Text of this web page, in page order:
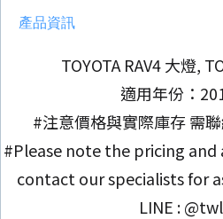
產品資訊
TOYOTA RAV4 大燈,
適用年份：
#注意價格與實際庫存 需
#Please note the pricing
contact our specialists for
LINE :